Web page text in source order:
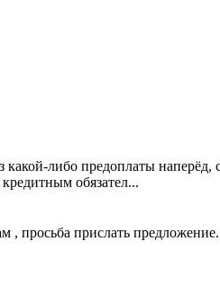
либо предоплаты наперёд,
обязател...
, просьба прислать